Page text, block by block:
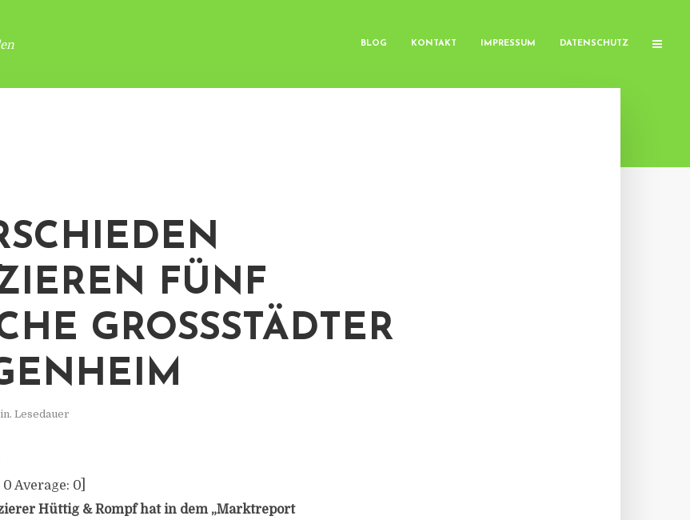
BLOG KONTAKT IMPRESSUM DATENSCHUTZ
FÜNF
GROSSSTÄDTER I
Lesedauer
0 Average: 0
Hüttig & Rompf hat in dem „Marktreport